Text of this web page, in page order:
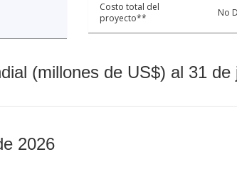
Costo total del
proyecto**
No
(millones de US$) al 31 de
2026